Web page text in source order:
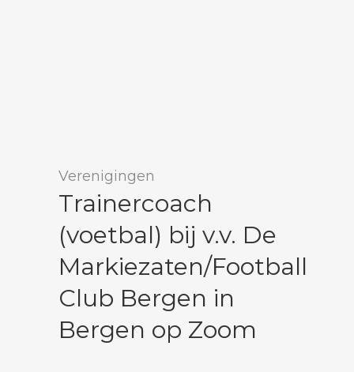
Verenigingen
Trainercoach
(voetbal) bij v.v. De
Markiezaten/Football
Club Bergen in
Bergen op Zoom